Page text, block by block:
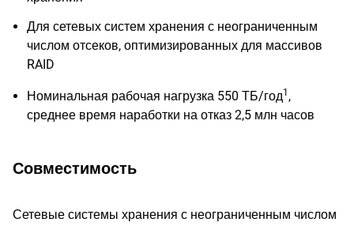
Для сетевых систем хранения с неограниченным
числом отсеков, оптимизированных для массивов
RAID
Номинальная рабочая нагрузка 550 ТБ/год1 ,
среднее время наработки на отказ 2,5 млн часов
Совместимость
Сетевые системы хранения с неограниченным числом